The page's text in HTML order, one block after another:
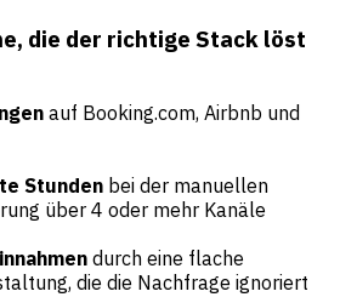
die der richtige Stack löst
auf Booking.com, Airbnb und
Stunden bei der manuellen
über 4 oder mehr Kanäle
durch eine flache
die die Nachfrage ignoriert